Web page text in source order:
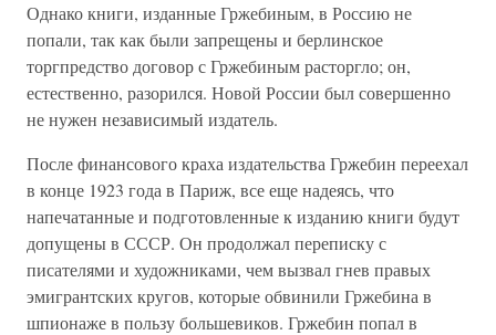
Однако книги, изданные Гржебиным, в Россию не
попали, так как были запрещены и берлинское
торгпредство договор с Гржебиным расторгло; он,
естественно, разорился. Новой России был совершенно
не нужен независимый издатель.
После финансового краха издательства Гржебин переехал
в конце 1923 года в Париж, все еще надеясь, что
напечатанные и подготовленные к изданию книги будут
допущены в СССР. Он продолжал переписку с
писателями и художниками, чем вызвал гнев правых
эмигрантских кругов, которые обвинили Гржебина в
шпионаже в пользу большевиков. Гржебин попал в